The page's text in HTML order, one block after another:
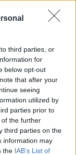
third parties, or
for
below opt-out
that after your
seeing
utilized by
parties prior to
the further
third parties on the
information may
the IAB’s List of
στον Αγιο
στον ΕΟΦ για
λειτουργία
των